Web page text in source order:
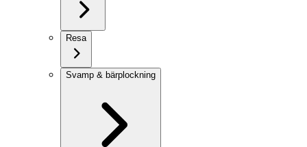
Resa
Svamp & bärplockning